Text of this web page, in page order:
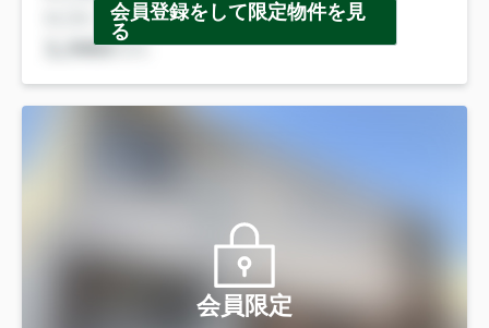
会員登録をして限定物件を見
る
会員限定